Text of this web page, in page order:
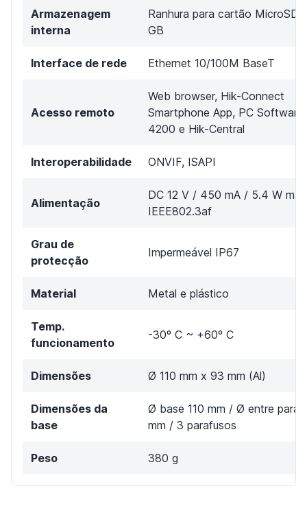
Armazenagem
interna
Ranhura para cartão MicroSD
GB
Interface de rede Ethernet 10/100M BaseT
Acesso remoto
Web browser, Hik-Connect
Smartphone App, PC
4200 e Hik-Central
Interoperabilidade ONVIF, ISAPI
Alimentação
DC 12 V / 450 mA / 5.4 W
IEEE802.3af
Grau de
protecção
Impermeável IP67
Material Metal e plástico
Temp.
funcionamento
-30º C ~ +60º C
Dimensões Ø 110 mm x 93 mm (Al)
Dimensões da
base
Ø base 110 mm / Ø entre
mm / 3 parafusos
Peso 380 g